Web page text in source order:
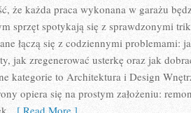
że każda praca wykonana w garażu
sprzęt spotykają się z sprawdzonymi
łączą się z codziennymi problemami:
jak zregenerować usterkę oraz jak
kategorie to Architektura i Design
opiera się na prostym założeniu:
[ Read More ]